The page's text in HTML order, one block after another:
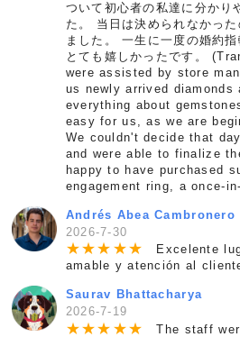
ついて初心者の私達に分かり
た。 当日は決められなかっ
ました。 一生に一度の婚約
とても嬉しかったです。
were assisted by store
us newly arrived diamonds
everything about
easy for us, as we are
We couldn't decide that
and were able to finalize
happy to have purchased
engagement ring, a once-
Andrés Abea Cambronero
2026-7-30
★★★ ★★
Excelente
amable y atención al
Saurav Bhattacharya
2026-7-19
★★★ ★★
The staff